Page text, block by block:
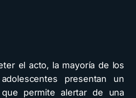
el acto, la mayoría de los
presentan un
que permite alertar de una